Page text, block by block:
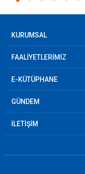
KURUMSAL
FAALİYETLERİMİZ
E-KÜTÜPHANE
GÜNDEM
İLETİŞİM